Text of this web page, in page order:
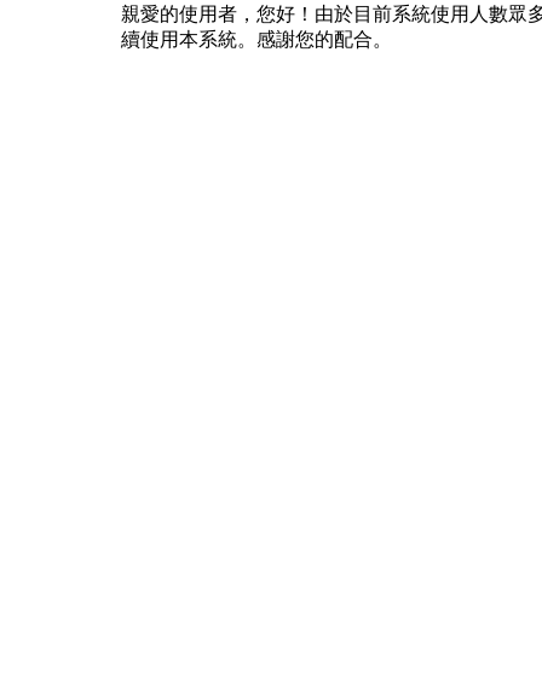
親愛的使用者，您好！由於目前系統使用人數眾
續使用本系統。感謝您的配合。